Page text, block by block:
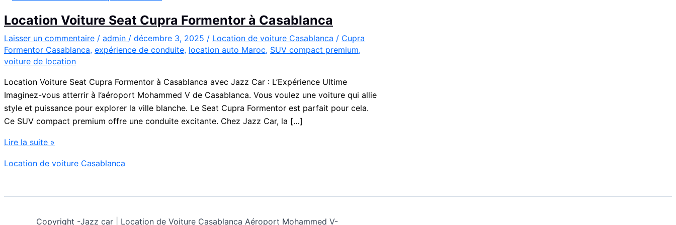
Location Voiture Seat Cupra Formentor à Casablanca
Laisser un commentaire / admin / décembre 3, 2025 / Location de voiture Casablanca / Cupra
Formentor Casablanca, expérience de conduite, location auto Maroc, SUV compact premium,
voiture de location
Location Voiture Seat Cupra Formentor à Casablanca avec Jazz Car : L’Expérience Ultime
Imaginez-vous atterrir à l’aéroport Mohammed V de Casablanca. Vous voulez une voiture qui allie
style et puissance pour explorer la ville blanche. Le Seat Cupra Formentor est parfait pour cela.
Ce SUV compact premium offre une conduite excitante. Chez Jazz Car, la […]
Location
Seat
Formentor
Casablanca
Lire la suite »
Location de voiture Casablanca
Copyright -Jazz car | Location de Voiture Casablanca Aéroport Mohammed V-